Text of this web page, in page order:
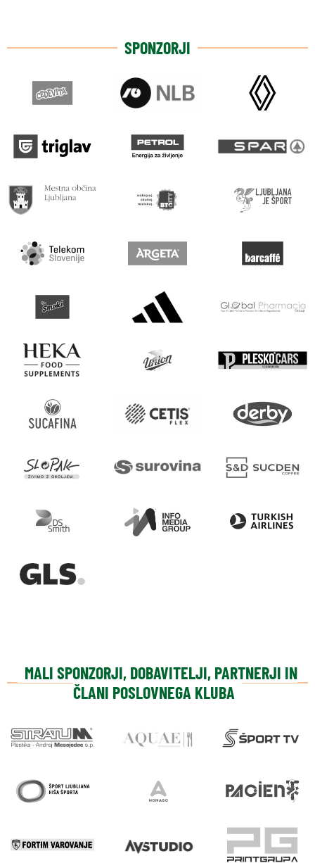
SPONZORJI
MALI SPONZORJI, DOBAVITELJI, PARTNERJI IN
ČLANI POSLOVNEGA KLUBA